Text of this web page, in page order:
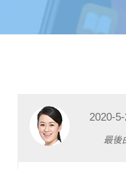
2020-
最後